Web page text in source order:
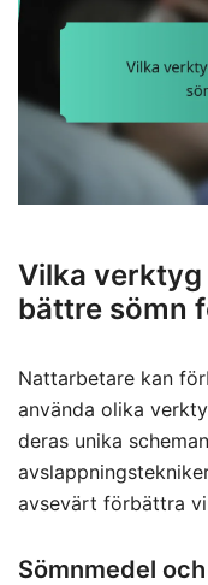
Vilka
bättre sömn
Nattarbetare kan
använda olika
deras unika
avsevärt förbättra
Sömnmedel